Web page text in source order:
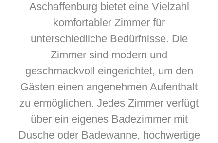
Aschaffenburg bietet eine Vielzahl
komfortabler Zimmer für
unterschiedliche Bedürfnisse. Die
Zimmer sind modern und
geschmackvoll eingerichtet, um den
Gästen einen angenehmen Aufenthalt
zu ermöglichen. Jedes Zimmer verfügt
über ein eigenes Badezimmer mit
Dusche oder Badewanne, hochwertige